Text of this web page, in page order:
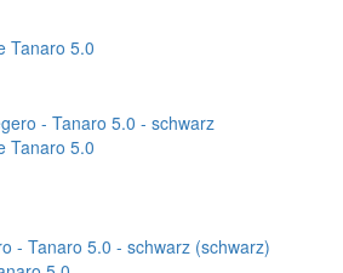
Tanaro 5.0
Tanaro 5.0